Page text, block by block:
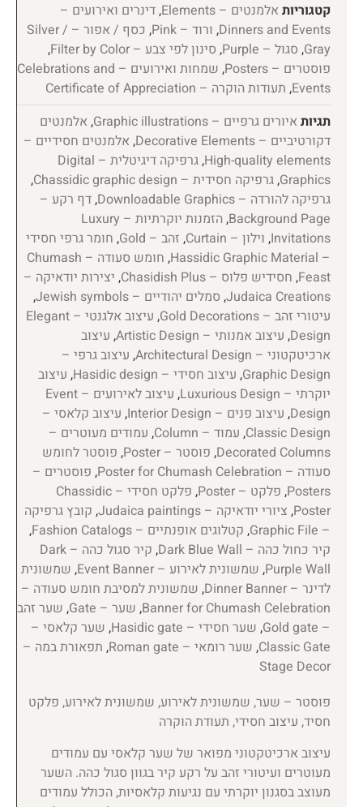
קטגוריות אלמנטים – Elements ,דינרים ואירועים –
Dinners and Events
, ורוד – Pink ,
כסף / אפור – Silver /
Gray
, סגול – Purple , סינון לפי צבע – Filter by Color
,
פוסטרים – Posters
,
שמחות ואירועים – Celebrations and
Events
, תעודות הוקרה – Certificate of Appreciation
תגיות איורים גרפיים – Graphic illustrations , אלמנטים
דקורטיביים – Decorative Elements
, אלמנטים חסידיים –
High-quality elements
,
גרפיקה דיגיטלית – Digital
Graphics
,גרפיקה חסידית – Chassidic graphic design
,
גרפיקה להורדה – Downloadable Graphics
,דף רקע –
Background Page
,
הזמנות יוקרתיות – Luxury
Invitations
, וילון – Curtain , זהב – Gold , חומר גרפי חסידי
– Hassidic Graphic Material
,
חומש סעודה – Chumash
Feast
, חסידיש פלוס – Chasidish Plus , יצירות יודאיקה –
Judaica Creations
, סמלים יהודיים – Jewish symbols
,
עיטורי זהב – Gold Decorations
,
עיצוב אלגנטי – Elegant
Design
, עיצוב אמנותי – Artistic Design , עיצוב
ארכיטקטוני – Architectural Design
, עיצוב גרפי –
Graphic Design
, עיצוב חסידי – Hasidic design , עיצוב
יוקרתי – Luxurious Design
,
עיצוב לאירועים – Event
Design
, עיצוב פנים – Interior Design , עיצוב קלאסי –
Classic Design
, עמוד – Column , עמודים מעוטרים –
Decorated Columns
, פוסטר – Poster , פוסטר לחומש
סעודה – Poster for Chumash Celebration
, פוסטרים –
Posters
, פלקט – Poster ,
פלקט חסידי – Chassidic
Poster
, ציורי יודאיקה – Judaica paintings , קובץ גרפיקה
– Graphic File
, קטלוגים אופנתיים – Fashion Catalogs
,
קיר כחול כהה – Dark Blue Wall
,
קיר סגול כהה – Dark
Purple Wall
, שמשונית לאירוע – Event Banner , שמשונית
לדינר – Dinner Banner
, שמשונית למסיבת חומש סעודה –
Banner for Chumash Celebration
, שער – Gate , שער זהב
– Gold gate
, שער חסידי – Hasidic gate , שער קלאסי –
Classic Gate
, שער רומאי – Roman gate , תפאורת במה –
Stage Decor
פוסטר – שער, שמשונית לאירוע, שמשונית לאירוע, פלקט
חסיד, עיצוב חסידי, תעודת הוקרה
עיצוב ארכיטקטוני מפואר של שער קלאסי עם עמודים
מעוטרים ועיטורי זהב על רקע קיר בגוון סגול כהה. השער
מעוצב בסגנון יוקרתי עם נגיעות קלאסיות, הכולל עמודים